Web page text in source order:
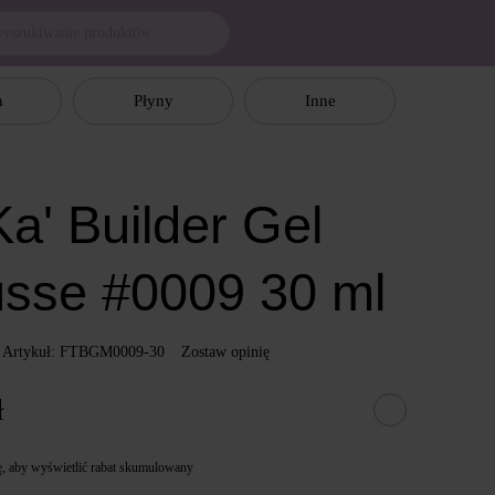
Płyny Inne
Builder Gel
#0009 30 ml
Artykuł: FTBGM0009-30 Zostaw opinię
, aby wyświetlić rabat skumulowany